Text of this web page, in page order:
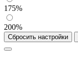
175%
200%
Сбросить настройки